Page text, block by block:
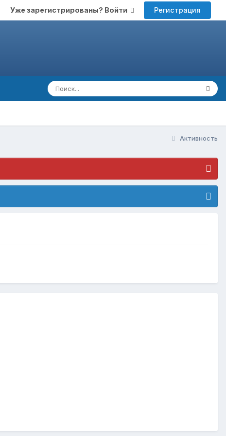
Уже зарегистрированы? Войти Регистрация
Активность